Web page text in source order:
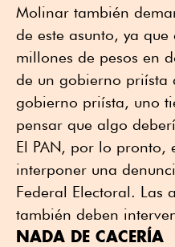
Molinar también
de este asunto, ya
millones de pesos en
de un gobierno priísta
gobierno priísta, uno
pensar que algo
El PAN, por lo pronto,
interponer una
Federal Electoral. Las
también deben
NADA DE CACERÍA